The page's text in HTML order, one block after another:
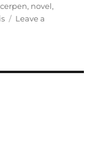
Tags
cerpen, novel,
Leave a